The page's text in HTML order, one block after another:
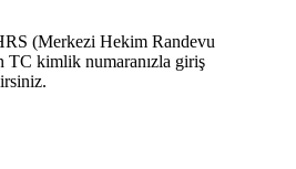
(Merkezi Hekim Randevu
TC kimlik numaranızla giriş